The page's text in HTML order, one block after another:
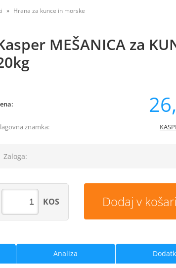
Hrana za kunce in morske
MEŠANICA za
znamka:
Zaloga:
Dodaj v
KOS
Analiza